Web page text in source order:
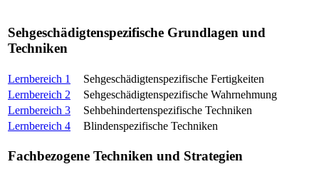
Sehgeschädigtenspezifische Grundlagen und
Techniken
Lernbereich 1
Sehgeschädigtenspezifische Fertigkeiten
Lernbereich 2
Sehgeschädigtenspezifische Wahrnehmung
Lernbereich 3
Sehbehindertenspezifische Techniken
Lernbereich 4
Blindenspezifische Techniken
Fachbezogene Techniken und Strategien